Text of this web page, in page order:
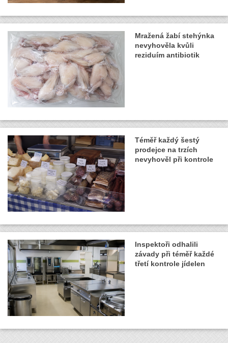
Mražená žabí stehýnka
nevyhověla kvůli
reziduím antibiotik
Téměř každý šestý
prodejce na trzích
nevyhověl při kontrole
Inspektoři odhalili
závady při téměř každé
třetí kontrole jídelen